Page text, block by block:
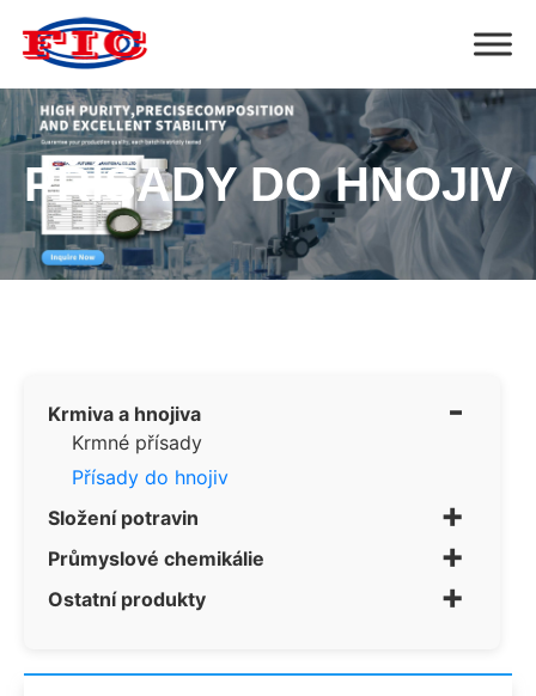
PŘÍSADY DO HNOJIV
Krmiva a hnojiva -
Krmné přísady
Přísady do hnojiv
Složení potravin
+
Průmyslové chemikálie +
Ostatní produkty +